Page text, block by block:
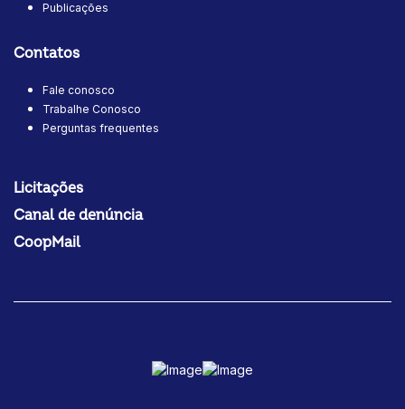
Publicações
Contatos
Fale conosco
Trabalhe Conosco
Perguntas frequentes
Licitações
Canal de denúncia
CoopMail